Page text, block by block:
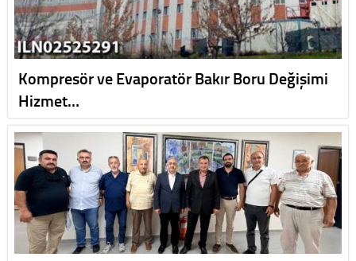
Kompresör ve Evaporatör Bakır Boru Değişimi
Hizmet…